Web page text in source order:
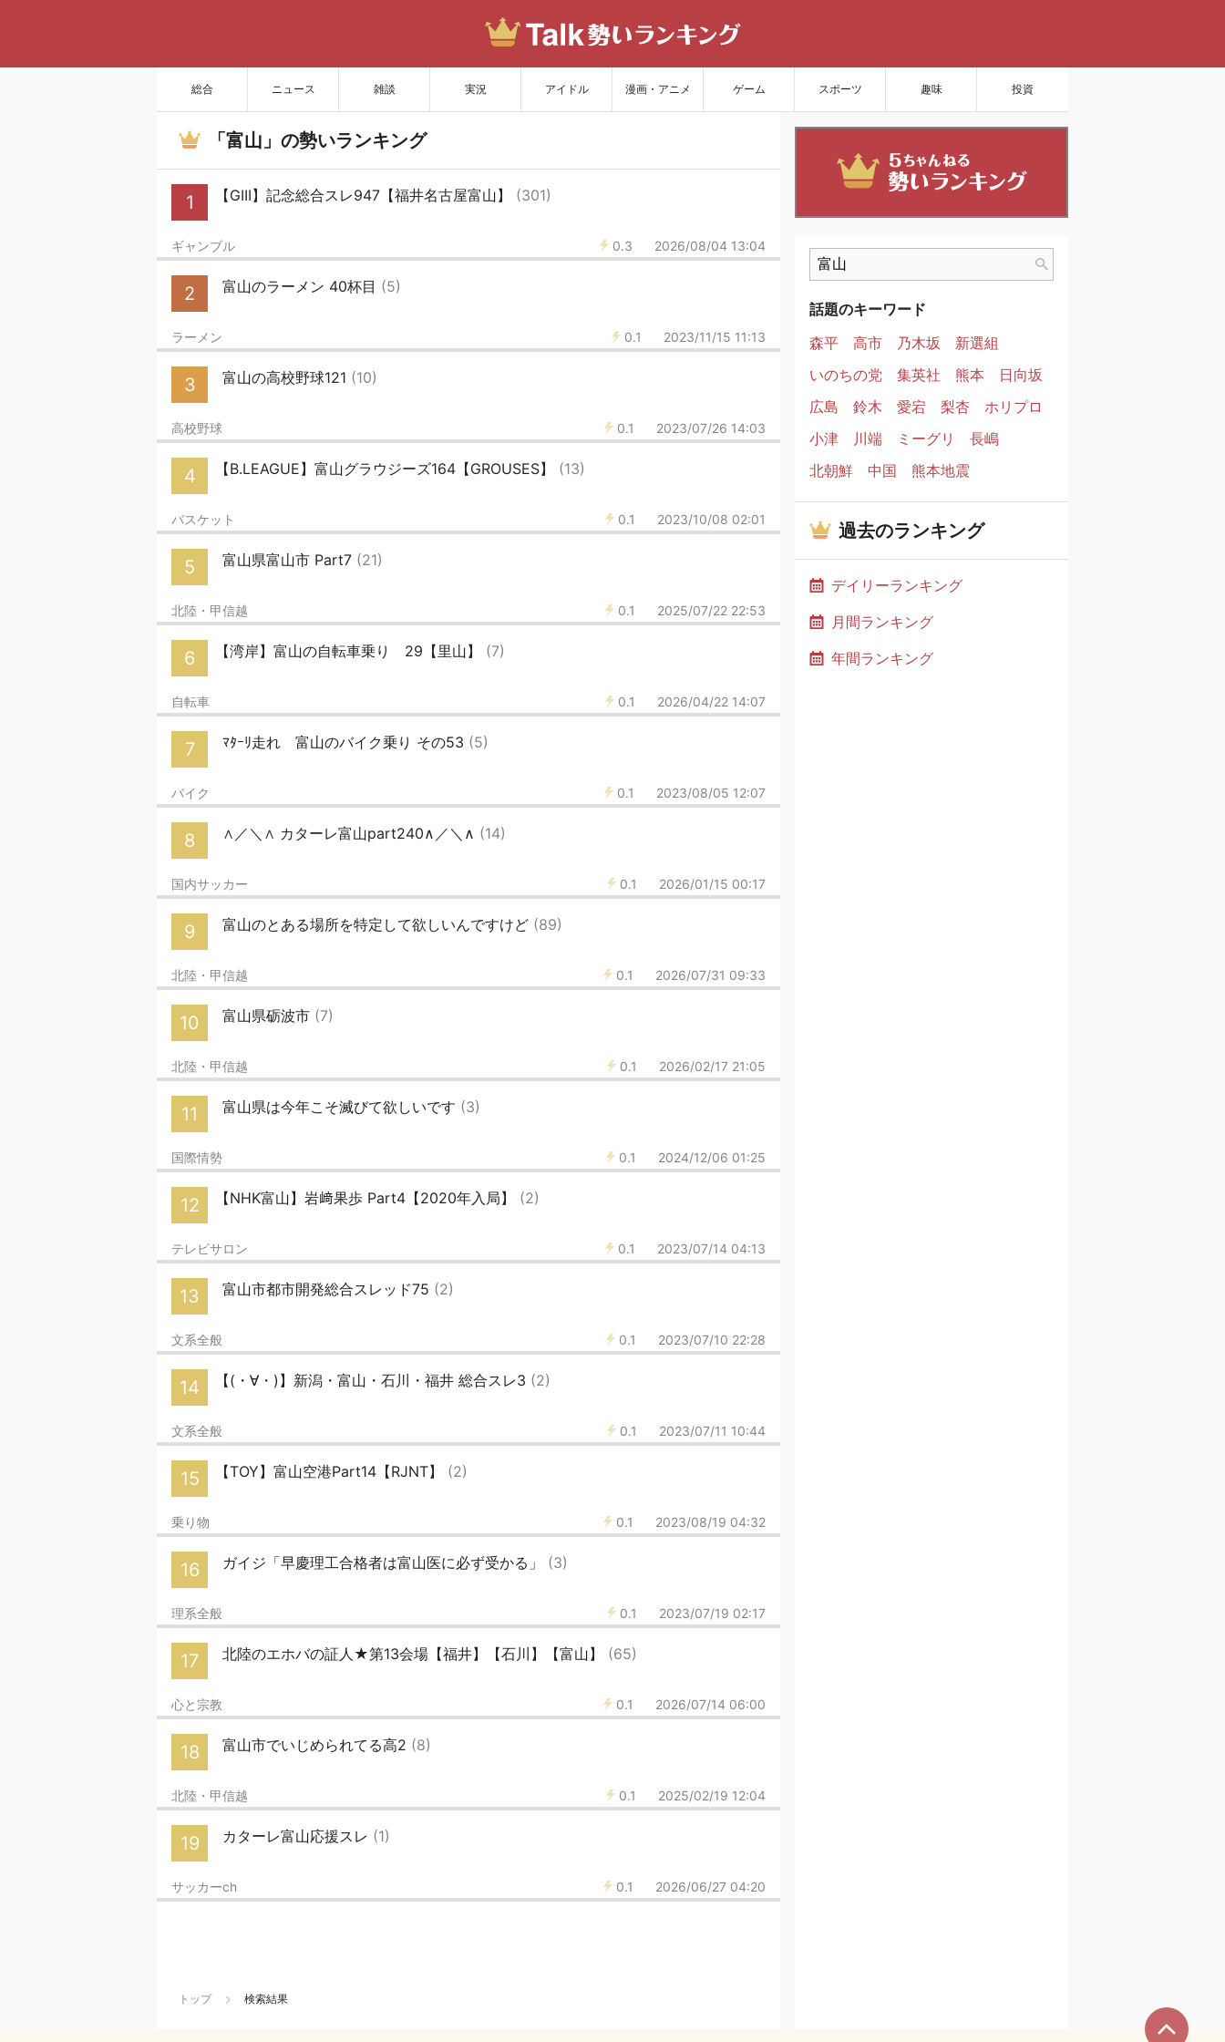
総合 ニュース 雑談 実況 アイドル 漫画・アニメ ゲーム スポーツ 趣味 投資
サイトを更新
「富山」の勢いランキング
1 【GIII】記念総合スレ947【福井名古屋富山】 (301)
0.3 2026/08/04 13:04
ギャンブル
2 富山のラーメン 40杯目 (5)
0.1 2023/11/15 11:13
ラーメン
3 富山の高校野球121 (10)
0.1 2023/07/26 14:03
高校野球
4 【B.LEAGUE】富山グラウジーズ164【GROUSES】 (13)
0.1 2023/10/08 02:01
バスケット
5 富山県富山市 Part7 (21)
0.1 2025/07/22 22:53
北陸・甲信越
6 【湾岸】富山の自転車乗り 29【里山】 (7)
0.1 2026/04/22 14:07
自転車
7 ﾏﾀｰﾘ走れ 富山のバイク乗り その53 (5)
0.1 2023/08/05 12:07
バイク
8 ∧／＼∧ カターレ富山part240∧／＼∧ (14)
0.1 2026/01/15 00:17
国内サッカー
9 富山のとある場所を特定して欲しいんですけど (89)
0.1 2026/07/31 09:33
北陸・甲信越
10 富山県砺波市 (7)
0.1 2026/02/17 21:05
北陸・甲信越
11 富山県は今年こそ滅びて欲しいです (3)
0.1 2024/12/06 01:25
国際情勢
12 【NHK富山】岩﨑果歩 Part4【2020年入局】 (2)
0.1 2023/07/14 04:13
テレビサロン
13 富山市都市開発総合スレッド75 (2)
0.1 2023/07/10 22:28
文系全般
14 【(・∀・)】新潟・富山・石川・福井 総合スレ3 (2)
0.1 2023/07/11 10:44
文系全般
15 【TOY】富山空港Part14【RJNT】 (2)
0.1 2023/08/19 04:32
乗り物
16 ガイジ「早慶理工合格者は富山医に必ず受かる」 (3)
0.1 2023/07/19 02:17
理系全般
17 北陸のエホバの証人★第13会場【福井】【石川】【富山】 (65)
0.1 2026/07/14 06:00
心と宗教
18 富山市でいじめられてる高2 (8)
0.1 2025/02/19 12:04
北陸・甲信越
19 カターレ富山応援スレ (1)
0.1 2026/06/27 04:20
サッカーch
話題のキーワード
森平
高市 乃木坂
新選組
いのちの党
集英社 熊本
日向坂
広島
鈴木 愛宕 梨杏
ホリプロ
小津
川端 ミーグリ
長嶋
北朝鮮
中国 熊本地震
過去のランキング
デイリーランキング
月間ランキング
年間ランキング
トップ 検索結果